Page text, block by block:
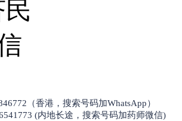
（香港，搜索号码加WhatsApp）
(内地长途，搜索号码加药师微信)